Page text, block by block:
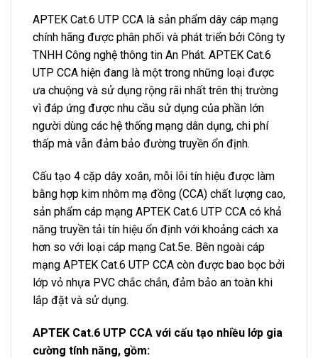
APTEK Cat.6 UTP CCA là sản phẩm dây cáp mạng
chính hãng được phân phối và phát triển bởi Công ty
TNHH Công nghệ thông tin An Phát. APTEK Cat.6
UTP CCA hiện đang là một trong những loại được
ưa chuộng và sử dụng rộng rãi nhất trên thị trường
vì đáp ứng được nhu cầu sử dụng của phần lớn
người dùng các hệ thống mạng dân dụng, chi phí
thấp mà vẫn đảm bảo đường truyền ổn định.
Cấu tạo 4 cặp dây xoắn, mỗi lõi tín hiệu được làm
bằng hợp kim nhôm mạ đồng (CCA) chất lượng cao,
sản phẩm cáp mạng APTEK Cat.6 UTP CCA có khả
năng truyền tải tín hiệu ổn định với khoảng cách xa
hơn so với loại cáp mạng Cat.5e. Bên ngoài cáp
mạng APTEK Cat.6 UTP CCA còn được bao bọc bởi
lớp vỏ nhựa PVC chắc chắn, đảm bảo an toàn khi
lắp đặt và sử dụng.
APTEK Cat.6 UTP CCA với cấu tạo nhiều lớp gia
cường tính năng, gồm: